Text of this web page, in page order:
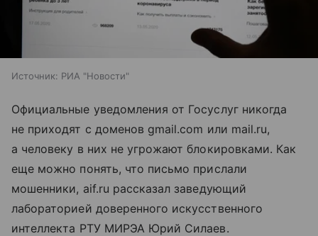
Источник: РИА "Новости"
Официальные уведомления от Госуслуг никогда
не приходят с доменов gmail.com или mail.ru,
а человеку в них не угрожают блокировками. Как
еще можно понять, что письмо прислали
мошенники, aif.ru рассказал заведующий
лабораторией доверенного искусственного
интеллекта РТУ МИРЭА Юрий Силаев.